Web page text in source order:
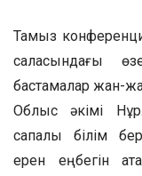
Тамыз
саласындағы
бастамалар жан-
Облыс әкімі
сапалы білім
ерен еңбегін